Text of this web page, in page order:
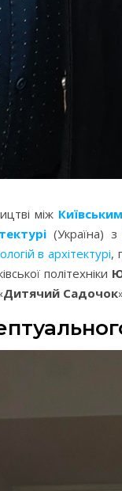
між
(Україна) з
в архітектурі,
політехніки
Дитячий Садочок